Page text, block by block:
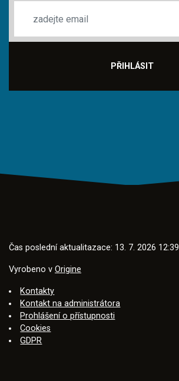
PŘIHLÁSIT
Čas poslední aktualitazace: 13. 7. 2026 12:39
Vyrobeno v Origine
Kontakty
Kontakt na administrátora
Prohlášení o přístupnosti
Cookies
GDPR